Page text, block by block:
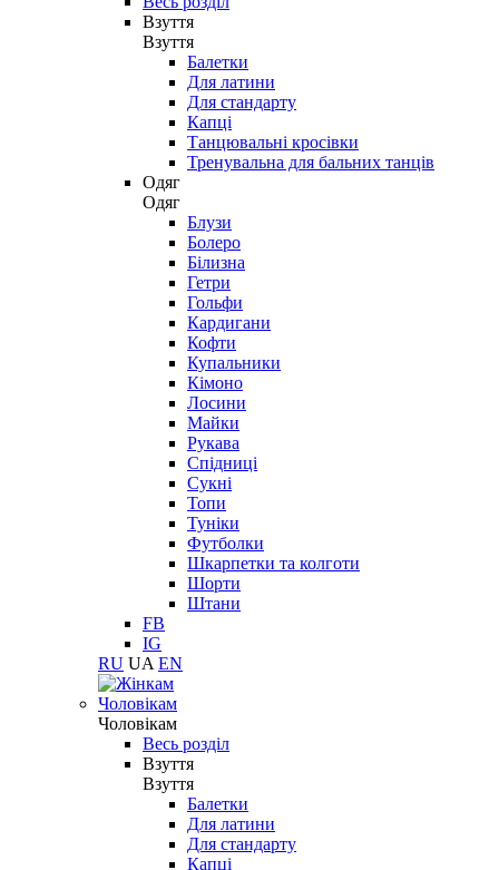
Взуття
Взуття
Балетки
Для латини
Для стандарту
Капці
Танцювальні кросівки
Тренувальна для бальних танців
Одяг
Одяг
Блузи
Болеро
Білизна
Гетри
Гольфи
Кардигани
Кофти
Купальники
Кімоно
Лосини
Майки
Рукава
Спідниці
Сукні
Топи
Туніки
Футболки
Шкарпетки та колготи
Шорти
Штани
FB
IG
RU UA EN
Чоловікам
Чоловікам
Весь розділ
Взуття
Взуття
Балетки
Для латини
Для стандарту
Капці